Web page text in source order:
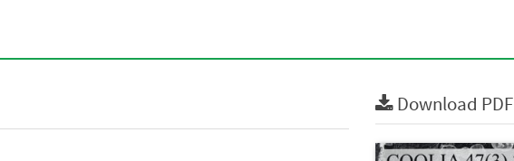
Download PDF